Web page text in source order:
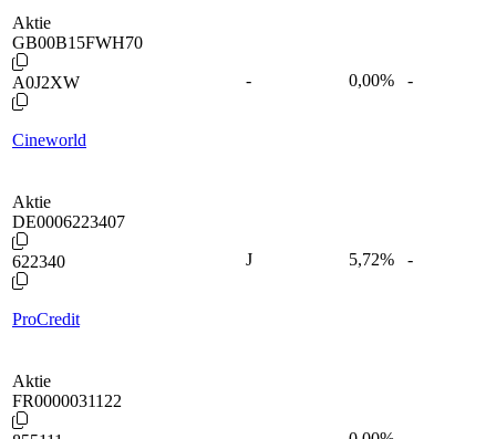
Aktie
GB00B15FWH70
A0J2XW
Cineworld
- 0,00% -
Aktie
DE0006223407
622340
ProCredit
J 5,72% -
Aktie
FR0000031122